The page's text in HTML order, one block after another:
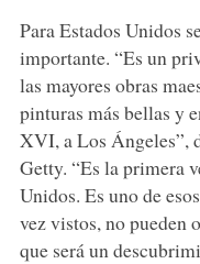
Para Estados Unidos
importante. “Es un
las mayores obras
pinturas más bellas y
XVI, a Los Ángeles”,
Getty. “Es la primera
Unidos. Es uno de
vez vistos, no pueden
que será un